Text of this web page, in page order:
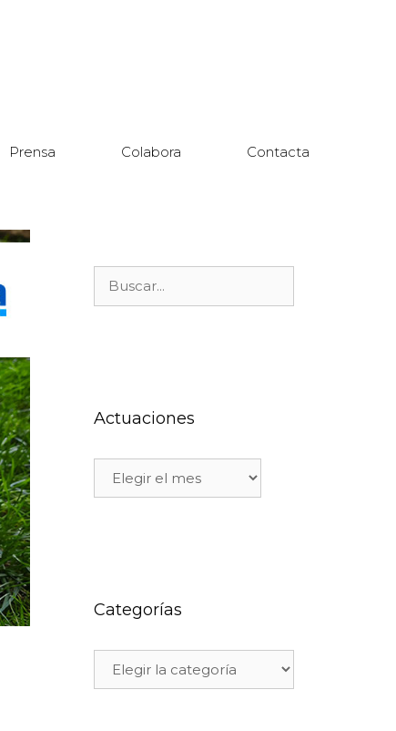
Prensa Colabora Contacta
Actuaciones
Categorías